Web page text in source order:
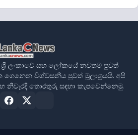
ශ්‍රී ලංකාවේ සහ ලෝකයේ නවතම පුවත්
විශ්වසනීය පුවත් මූලාශ්‍රයයි. අපි
නිවැරදි තොරතුරු සඳහා කැපවෙන්නෙමු.